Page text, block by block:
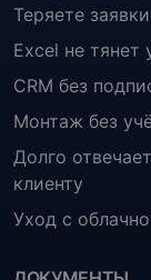
Теряете
Excel не тянет
CRM без
Монтаж без
Долго
клиенту
Уход с